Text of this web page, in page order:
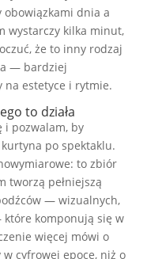
obowiązkami dnia a
wystarczy kilka minut,
że to inny rodzaj
— bardziej
na estetyce i rytmie.
to działa
i pozwalam, by
po spektaklu.
to zbiór
tworzą pełniejszą
— wizualnych,
które komponują się w
więcej mówi o
cyfrowej epoce, niż o